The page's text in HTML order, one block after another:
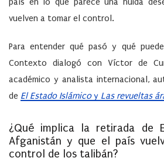
vuelven a tomar el control.
Para entender qué pasó y qué
Contexto dialogó con Víctor de
académico y analista internacional,
de El Estado Islámicoy Las revueltas
¿Qué implica la retirada de
Afganistán y que el país
control de los talibán?